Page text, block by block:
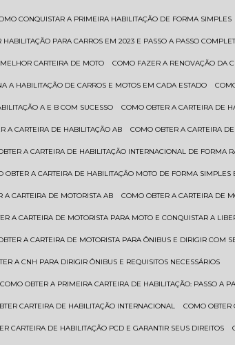
CONQUISTAR A PRIMEIRA HABILITAÇÃO DE FORMA SIMPLES
HABILITAÇÃO PARA CARROS EM 2023 E PASSO A PASSO
MELHOR CARTEIRA DE MOTO COMO FAZER A RENOVAÇÃO DA
A HABILITAÇÃO DE CARROS E MOTOS EM CADA ESTADO
A E B COM SUCESSO COMO OBTER A CARTEIRA DE
A CARTEIRA DE HABILITAÇÃO AB COMO OBTER A CARTEIRA
OBTER A CARTEIRA DE HABILITAÇÃO INTERNACIONAL DE FORMA
OBTER A CARTEIRA DE HABILITAÇÃO MOTO DE FORMA SIMPLES
A CARTEIRA DE MOTORISTA AB COMO OBTER A CARTEIRA DE
A CARTEIRA DE MOTORISTA PARA MOTO E CONQUISTAR A
A CARTEIRA DE MOTORISTA PARA ÔNIBUS E DIRIGIR COM
A CNH PARA DIRIGIR ÔNIBUS E REQUISITOS NECESSÁRIOS
COMO OBTER A PRIMEIRA CARTEIRA DE HABILITAÇÃO: PASSO A
CARTEIRA DE HABILITAÇÃO INTERNACIONAL COMO
CARTEIRA DE HABILITAÇÃO PCD E GARANTIR SEUS DIREITOS